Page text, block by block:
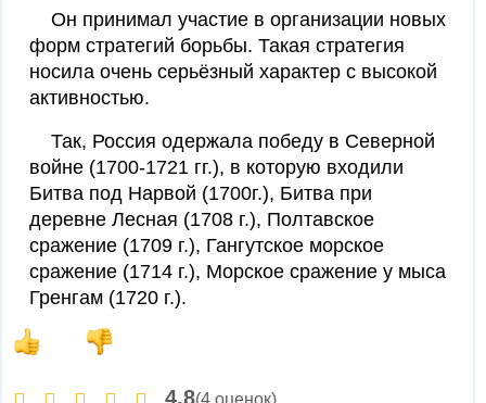
Он принимал участие в организации новых
форм стратегий борьбы. Такая стратегия
носила очень серьёзный характер с высокой
активностью.
Так, Россия одержала победу в Северной
войне (1700-1721 гг.), в которую входили
Битва под Нарвой (1700г.), Битва при
деревне Лесная (1708 г.), Полтавское
сражение (1709 г.), Гангутское морское
сражение (1714 г.), Морское сражение у мыса
Гренгам (1720 г.).
4,8(4 оценок)